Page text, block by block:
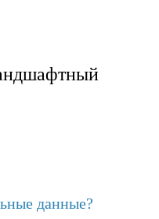
данные?